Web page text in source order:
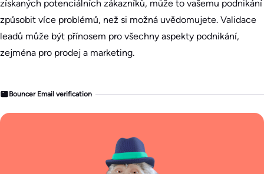
získaných potenciálních zákazníků, může to vašemu podnikání
způsobit více problémů, než si možná uvědomujete. Validace
leadů může být přínosem pro všechny aspekty podnikání,
zejména pro prodej a marketing.
Bouncer Email verification